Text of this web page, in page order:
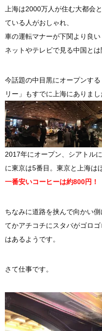
上海は2000万人が住む大都会
ている人がおしゃれ、
車の運転マナーが下関より良い
ネットやテレビで見る中国とは
今話題の中目黒にオープンす
リー」もすでに上海にありまし
2017年にオープン、シアトル
に東京は5番目。東京と上海は
一番安いコーヒーは約800円！
ちなみに道路を挟んで向かい
てかアチコチにスタバがゴロ
はあるようです。
さて仕事です。